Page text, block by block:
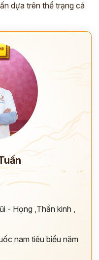
dựa trên thể trạng cá
- Họng ,Thần kinh ,
nam tiêu biểu năm